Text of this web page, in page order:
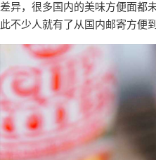
差异，很多国内的美味方便面都
此不少人就有了从国内邮寄方便